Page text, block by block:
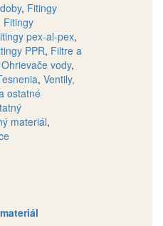
, Fitingy
Fitingy
pex-al-pex,
PPR, Filtre a
Ohrievače vody,
, Ventily,
ostatné
materiál,